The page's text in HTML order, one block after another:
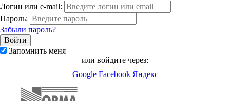
Логин или e-mail:
Пароль:
Забыли пароль?
Запомнить меня
или войдите через:
Google Facebook Яндекс